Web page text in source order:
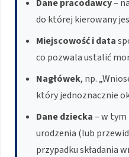
Dane pracodawcy–
do której kierowany
Miejscowość i data
co pozwala ustalić
Nagłówek, np.
który jednoznacznie
Dane dziecka– w tym
urodzenia (lub
przypadku składania